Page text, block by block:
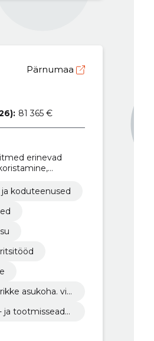
Pärnumaa
81 365 €
erinevad
ja koduteenused
asukoha. vid
ja tootmissead